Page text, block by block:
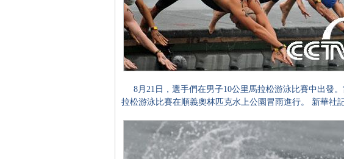
8月21日，選手們在男子10公里馬拉松游泳比賽中出發
拉松游泳比賽在順義奧林匹克水上公園冒雨進行。 新華社